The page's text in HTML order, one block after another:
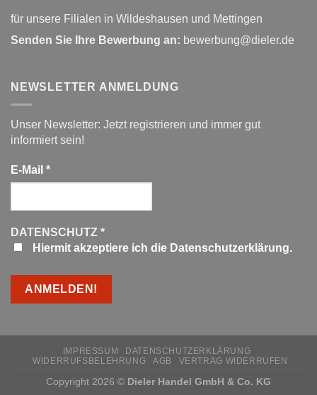
für unsere Filialen in Wildeshausen und Mettingen
Senden Sie Ihre Bewerbung an: bewerbung@dieler.de
NEWSLETTER ANMELDUNG
Unser Newsletter: Jetzt registrieren und immer gut
informiert sein!
E-Mail *
DATENSCHUTZ *
Hiermit akzeptiere ich die Datenschutzerklärung.
IMPRESSUM
DATENSCHUTZERKLÄRUNG
WIDERRUFSBELEHRUNG
AGB VERTRAG WIDERRUFEN
Copyright 2026 © Dieler Handel GmbH & Co. KG